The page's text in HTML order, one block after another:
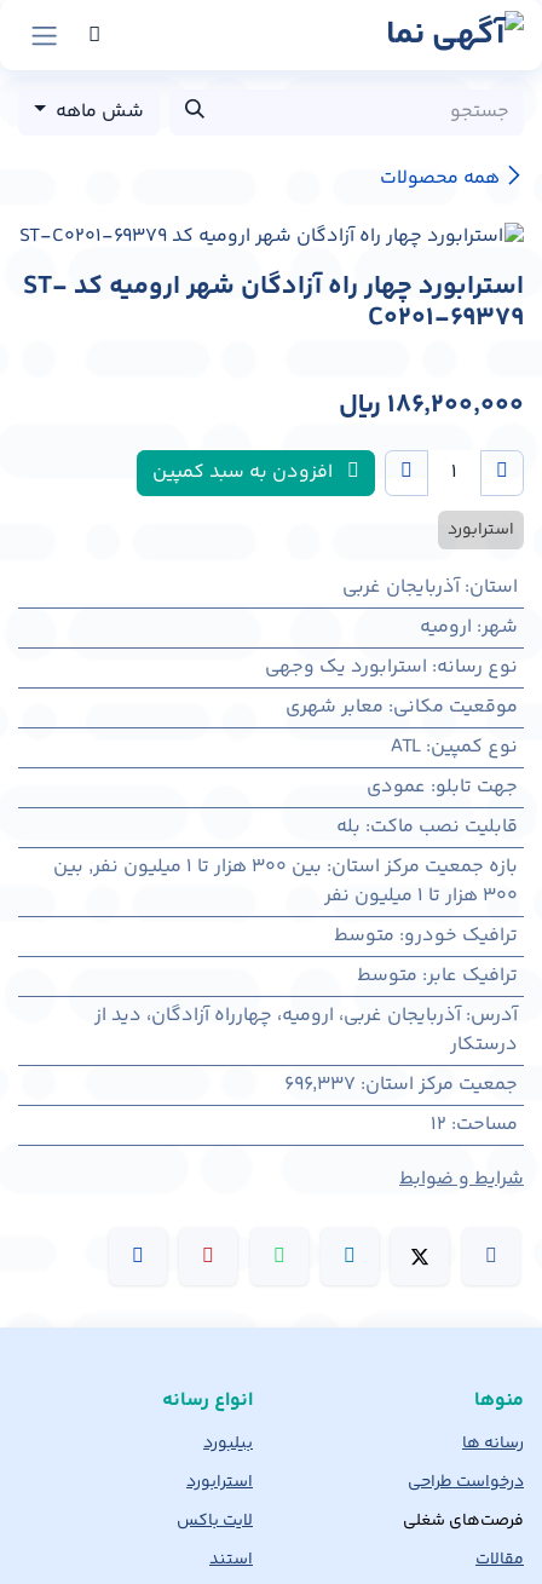
پرش به محتوا
همه محصولات
شش ماهه
استرابورد چهار راه آزادگان شهر ارومیه کد ST-
C0201-69379
186,200,000 ﷼
افزودن به سبد کمپین
استرابورد
استان:آذربایجان غربی
شهر: اروميه
نوع رسانه: استرابورد یک وجهی
موقعیت مکانی: معابر شهری
نوع کمپین:
ATL
جهت تابلو: عمودی
قابلیت نصب ماکت: بله
بازه جمعیت مرکز استان: بین ۳۰۰ هزار تا ۱ میلیون نفر , بین
۳۰۰ هزار تا ۱ میلیون نفر
ترافیک خودرو: متوسط
ترافیک عابر: متوسط
آدرس:آذربايجان غربی، اروميه، چهارراه آزادگان، دید از
درستکار
جمعیت مرکز استان:
696,337
مساحت:
12
شرایط و ضوابط
منوها
رسانه ها
درخواست طراحی
فرصت‌های شغلی
مقالات
انواع رسانه
بیلبورد
استرابورد
لایت باکس
استند